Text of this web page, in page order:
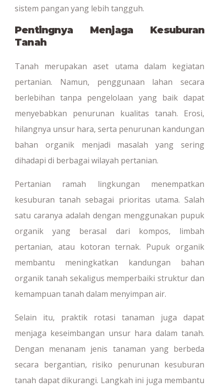
sistem pangan yang lebih tangguh.
Pentingnya Menjaga Kesuburan
Tanah
Tanah merupakan aset utama dalam kegiatan
pertanian. Namun, penggunaan lahan secara
berlebihan tanpa pengelolaan yang baik dapat
menyebabkan penurunan kualitas tanah. Erosi,
hilangnya unsur hara, serta penurunan kandungan
bahan organik menjadi masalah yang sering
dihadapi di berbagai wilayah pertanian.
Pertanian ramah lingkungan menempatkan
kesuburan tanah sebagai prioritas utama. Salah
satu caranya adalah dengan menggunakan pupuk
organik yang berasal dari kompos, limbah
pertanian, atau kotoran ternak. Pupuk organik
membantu meningkatkan kandungan bahan
organik tanah sekaligus memperbaiki struktur dan
kemampuan tanah dalam menyimpan air.
Selain itu, praktik rotasi tanaman juga dapat
menjaga keseimbangan unsur hara dalam tanah.
Dengan menanam jenis tanaman yang berbeda
secara bergantian, risiko penurunan kesuburan
tanah dapat dikurangi. Langkah ini juga membantu